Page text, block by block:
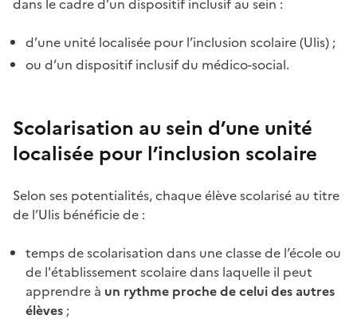
dans le cadre d’un dispositif inclusif au sein :
d’une unité localisée pour l’inclusion scolaire (Ulis) ;
ou d’un dispositif inclusif du médico-social.
Scolarisation au sein d’une unité
localisée pour l’inclusion scolaire
Selon ses potentialités, chaque élève scolarisé au titre
de l’Ulis bénéficie de :
temps de scolarisation dans une classe de l’école ou
de l'établissement scolaire dans laquelle il peut
apprendre à un rythme proche de celui des autres
élèves ;